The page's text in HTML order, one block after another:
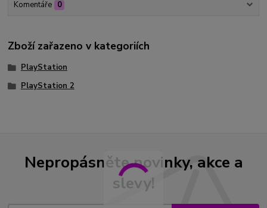
Komentáře 0
Zboží zařazeno v kategoriích
PlayStation
PlayStation 2
Nepropásněte novinky, akce a
slevy!